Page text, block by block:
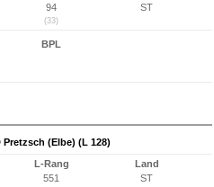
94
(33)
ST
BPL
(Elbe) (L 128)
L-Rang
551
Land
ST